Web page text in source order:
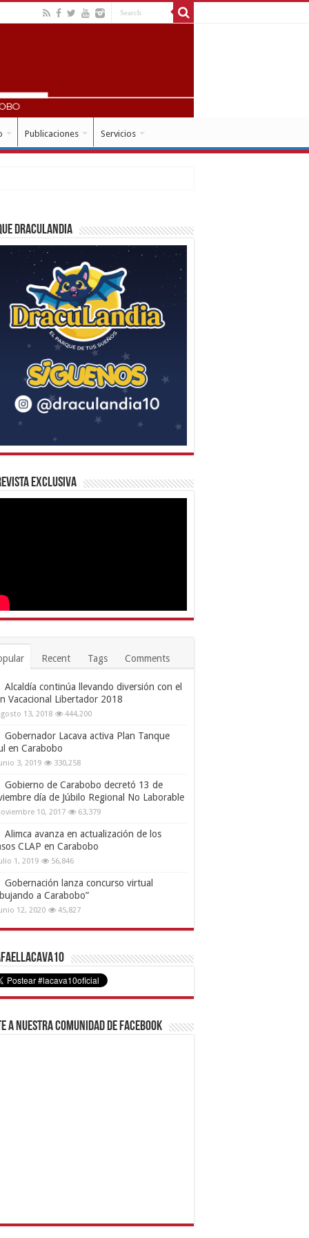
Publicaciones Servicios
Draculandia
Exclusiva
Recent Tags Comments
Alcaldía continúa llevando diversión con el
Vacacional Libertador 2018
13, 2018 444,200
Gobernador Lacava activa Plan Tanque
en Carabobo
3, 2019 330,258
Gobierno de Carabobo decretó 13 de
día de Júbilo Regional No Laborable
10, 2017 63,379
Alimca avanza en actualización de los
CLAP en Carabobo
1, 2019 56,846
Gobernación lanza concurso virtual
a Carabobo”
12, 2020 45,827
a nuestra comunidad de Facebook